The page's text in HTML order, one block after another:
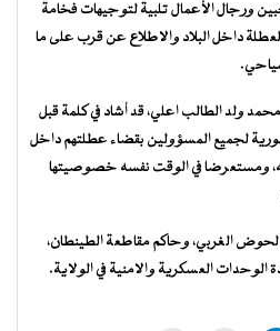
ورجال الأعمال تلبية لتوجيهات فخامة
داخل البلاد والاطلاع عن قرب على ما
ولد الطالب اعلي، قد أشاد في كلمة قبل
لجميع المسؤولين بقضاء عطلتهم داخل
ومستعرضا في الوقت نفسه خصوصيتها
الغربي، وحاكم مقاطعة الطينطان،
الوحدات العسكرية والامنية في الولاية.